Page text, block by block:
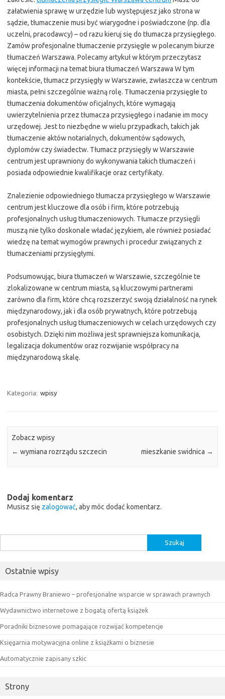
załatwienia sprawę w urzędzie lub występujesz jako strona w
sądzie, tłumaczenie musi być wiarygodne i poświadczone (np. dla
uczelni, pracodawcy) – od razu kieruj się do tłumacza przysięgłego.
Zamów profesjonalne tłumaczenie przysięgłe w polecanym biurze
tłumaczeń Warszawa. Polecamy artykuł w którym przeczytasz
więcej informacji na temat biura tłumaczeń Warszawa W tym
kontekście, tłumacz przysięgły w Warszawie, zwłaszcza w centrum
miasta, pełni szczególnie ważną rolę. Tłumaczenia przysięgłe to
tłumaczenia dokumentów oficjalnych, które wymagają
uwierzytelnienia przez tłumacza przysięgłego i nadanie im mocy
urzędowej. Jest to niezbędne w wielu przypadkach, takich jak
tłumaczenie aktów notarialnych, dokumentów sądowych,
dyplomów czy świadectw. Tłumacz przysięgły w Warszawie
centrum jest uprawniony do wykonywania takich tłumaczeń i
posiada odpowiednie kwalifikacje oraz certyfikaty.
Znalezienie odpowiedniego tłumacza przysięgłego w Warszawie
centrum jest kluczowe dla osób i firm, które potrzebują
profesjonalnych usług tłumaczeniowych. Tłumacze przysięgli
muszą nie tylko doskonale władać językiem, ale również posiadać
wiedzę na temat wymogów prawnych i procedur związanych z
tłumaczeniami przysięgłymi.
Podsumowując, biura tłumaczeń w Warszawie, szczególnie te
zlokalizowane w centrum miasta, są kluczowymi partnerami
zarówno dla firm, które chcą rozszerzyć swoją działalność na rynek
międzynarodowy, jak i dla osób prywatnych, które potrzebują
profesjonalnych usług tłumaczeniowych w celach urzędowych czy
osobistych. Dzięki nim możliwa jest sprawniejsza komunikacja,
legalizacja dokumentów oraz rozwijanie współpracy na
międzynarodową skalę.
Kategoria: wpisy
Zobacz wpisy
← wymiana rozrządu szczecin mieszkanie swidnica →
Dodaj komentarz
Musisz się zalogować, aby móc dodać komentarz.
Ostatnie wpisy
Radca Prawny Braniewo – profesjonalne wsparcie w sprawach prawnych
Wydawnictwo internetowe z bogatą ofertą książek
Poradniki biznesowe pomagające rozwijać kompetencje
Księgarnia motywacyjna online z książkami o biznesie
Automatycznie zapisany szkic
Strony